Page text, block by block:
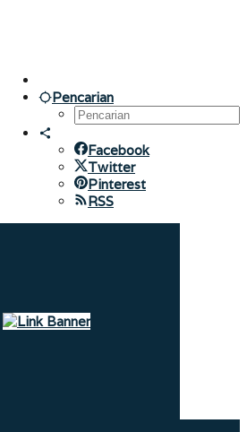
Pencarian
Facebook
Twitter
Pinterest
RSS